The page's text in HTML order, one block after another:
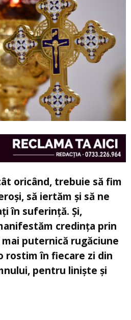
oricând, trebuie să fim
să iertăm și să ne
în suferință. Și,
credința prin
puternică rugăciune
rostim în fiecare zi din
pentru liniște și